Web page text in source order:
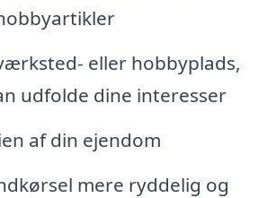
eller hobbyplads,
udfolde dine interesser
af din ejendom
mere ryddelig og